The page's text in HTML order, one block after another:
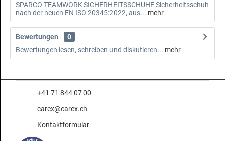
SPARCO TEAMWORK SICHERHEITSSCHUHE Sicherheitsschuh
nach der neuen EN ISO 20345:2022, aus... mehr
Bewertungen
0
Bewertungen lesen, schreiben und diskutieren... mehr
+41 71 844 07 00
carex@carex.ch
Kontaktformular